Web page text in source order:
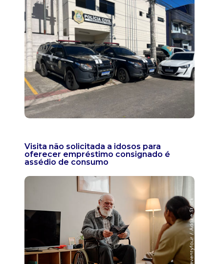
Visita não solicitada a idosos para
oferecer empréstimo consignado é
assédio de consumo